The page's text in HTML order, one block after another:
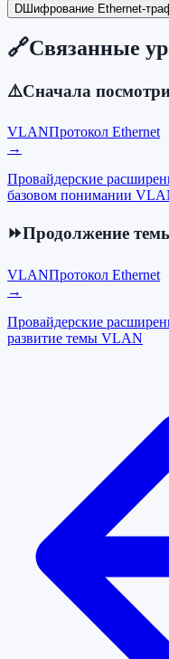
D Шифрование Ethernet-
🔗Связанные
⚠️Сначала
VLANПротокол Ethernet
→
Провайдерские
базовом понимании
⏩Продолжение
VLANПротокол Ethernet
→
Провайдерские
развитие темы VLAN